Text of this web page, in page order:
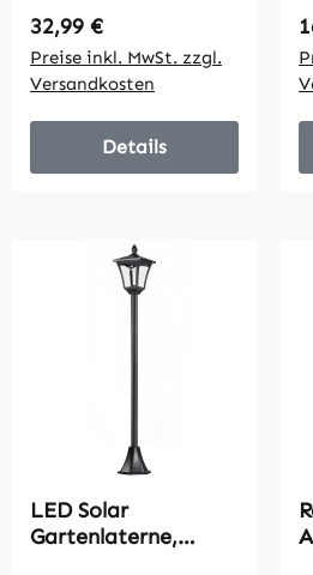
Stunden Betrieb,
Rattanoptik,
schwarz, 21,5 x 21,5
x 61 cm
Regulärer Preis:
32,99 €
Preise inkl. MwSt. zzgl.
Versandkosten
Details
LED Solar
Gartenlaterne,